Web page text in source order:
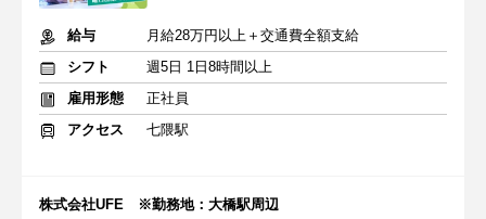
給与
月給28万円以上＋交通費全額支給
シフト
週5日 1日8時間以上
雇用形態
正社員
アクセス
七隈駅
株式会社UFE ※勤務地：大橋駅周辺